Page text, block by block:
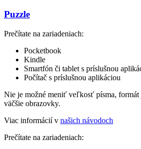
Puzzle
Prečítate na zariadeniach:
Pocketbook
Kindle
Smartfón či tablet s príslušnou
Počítač s príslušnou aplikáciou
Nie je možné meniť veľkosť písma, formát
väčšie obrazovky.
Viac informácií v našich návodoch
Prečítate na zariadeniach: